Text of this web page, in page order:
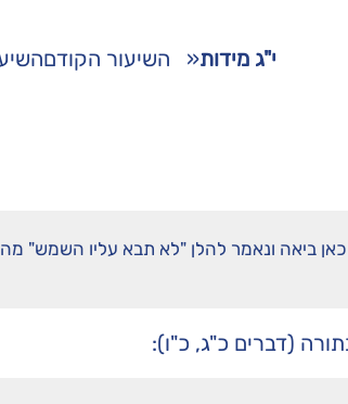
י"ג מידות« השיעור הקודם
ביאה ונאמר להלן "לא תבא עליו השמש"
(דברים כ"ג, כ"ו):